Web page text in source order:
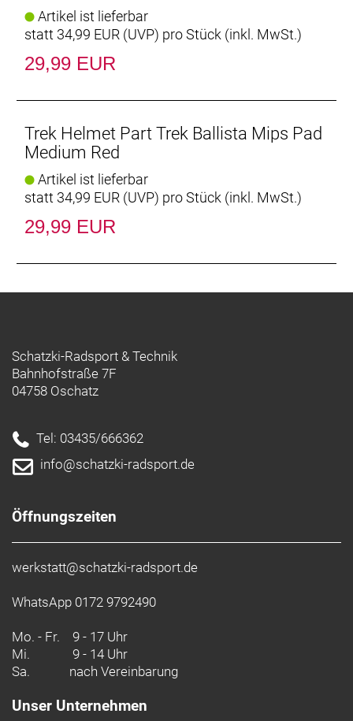
Artikel ist lieferbar
statt 34,99 EUR (UVP) pro Stück (inkl. MwSt.)
29,99 EUR
Trek Helmet Part Trek Ballista Mips Pad
Medium Red
Artikel ist lieferbar
statt 34,99 EUR (UVP) pro Stück (inkl. MwSt.)
29,99 EUR
Schatzki-Radsport & Technik
Bahnhofstraße 7F
04758 Oschatz
Tel: 03435/666362
info@schatzki-radsport.de
Öffnungszeiten
werkstatt@schatzki-radsport.de
WhatsApp 0172 9792490
Mo. - Fr. 9 - 17 Uhr
Mi.
9 - 14 Uhr
Sa.
nach Vereinbarung
Unser Unternehmen